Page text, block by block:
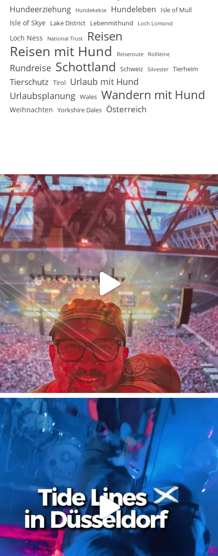
Hundeerziehung Hundekekse Hundeleben Isle of Mull
Isle of Skye Lake District Lebenmithund Loch Lomond
Loch Ness National Trust Reisen
Reisen mit Hund Reiseroute Rollleine
Rundreise Schottland Schweiz Silvester Tierheim
Tierschutz Tirol Urlaub mit Hund
Urlaubsplanung Wales Wandern mit Hund
Weihnachten Yorkshire Dales Österreich